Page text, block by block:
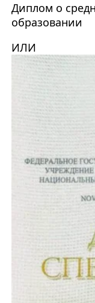
Диплом о
образовании
ИЛИ